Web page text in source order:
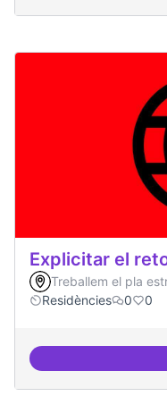
Explicitar el
Treballem el pla
Residències
0 0